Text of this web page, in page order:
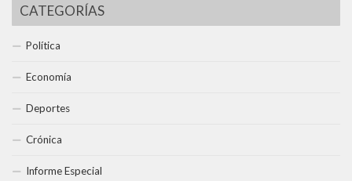
CATEGORÍAS
Política
Economía
Deportes
Crónica
Informe Especial